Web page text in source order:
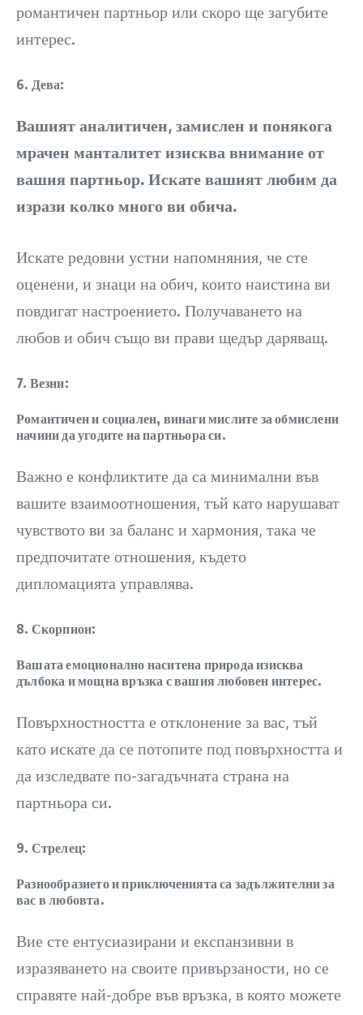
романтичен партньор или скоро ще загубите
интерес.
6. Дева:
Вашият аналитичен, замислен и понякога
мрачен манталитет изисква внимание от
вашия партньор.Искате вашият любим да
изрази колко много ви обича.
Искате редовни устни напомняния, че сте
оценени, и знаци на обич, които наистина ви
повдигат настроението. Получаването на
любов и обич също ви прави щедър даряващ.
7. Везни:
Романтичен и социален, винаги мислите за обмислени
начини да угодите на партньора си.
Важно е конфликтите да са минимални във
вашите взаимоотношения, тъй като нарушават
чувството ви за баланс и хармония, така че
предпочитате отношения, където
дипломацията управлява.
8. Скорпион:
Вашата емоционално наситена природа изисква
дълбока и мощна връзка с вашия любовен интерес.
Повърхностността е отклонение за вас, тъй
като искате да се потопите под повърхността и
да изследвате по-загадъчната страна на
партньора си.
9. Стрелец:
Разнообразието и приключенията са задължителни за
вас в любовта.
Вие сте ентусиазирани и експанзивни в
изразяването на своите привързаности, но се
справяте най-добре във връзка, в която можете